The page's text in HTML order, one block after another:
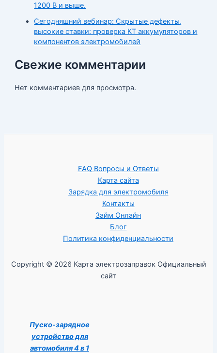
1200 В и выше.
Сегодняшний вебинар: Скрытые дефекты,
высокие ставки: проверка КТ аккумуляторов и
компонентов электромобилей
Свежие комментарии
Нет комментариев для просмотра.
FAQ Вопросы и Ответы
Карта сайта
Зарядка для электромобиля
Контакты
Займ Онлайн
Блог
Политика конфиденциальности
Copyright © 2026 Карта электрозаправок Официальный
сайт
Пуско-зарядное
устройство для
автомобиля 4 в 1